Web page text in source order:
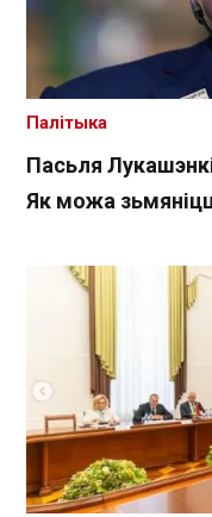
Пасьля
Як можа
Палітыка